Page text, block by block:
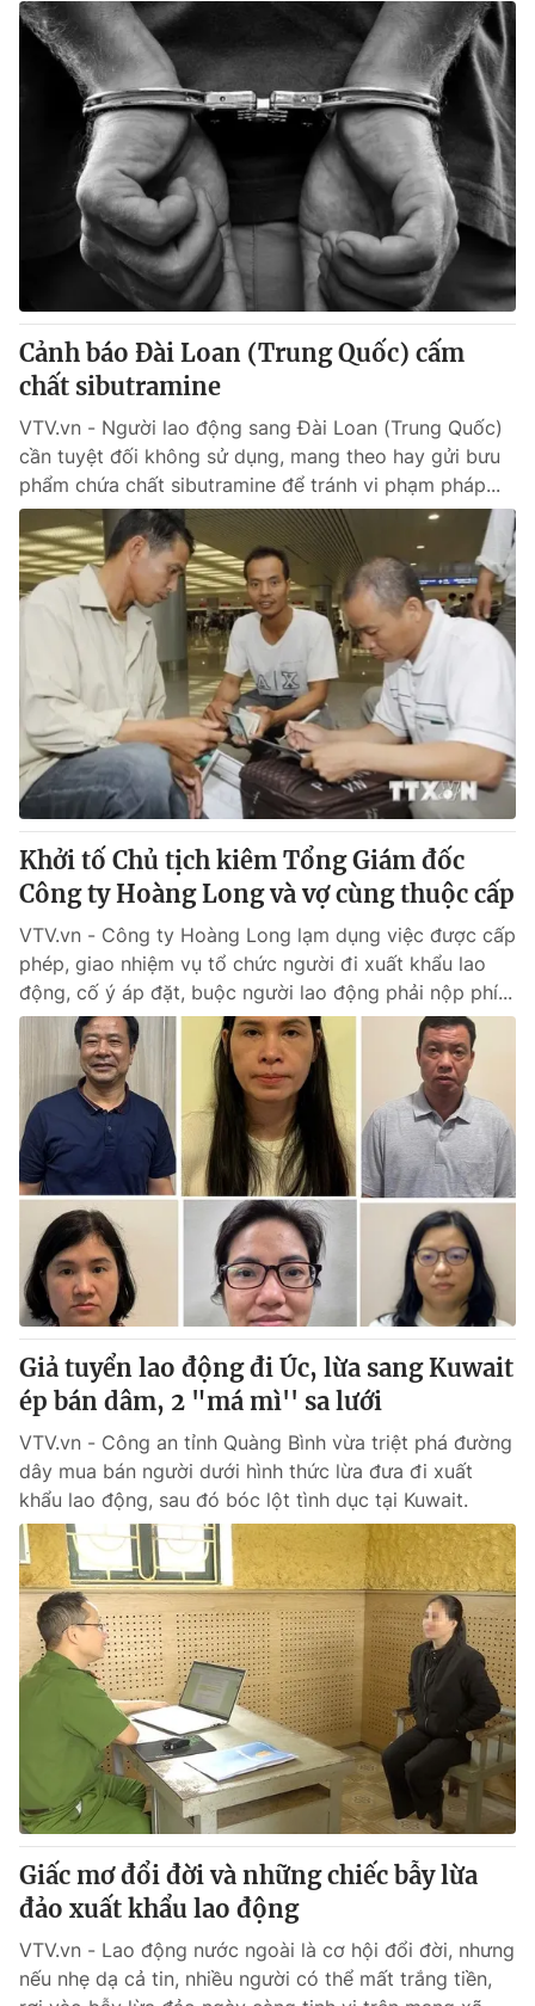
Cảnh báo Đài Loan (Trung Quốc) cấm
chất sibutramine
VTV.vn - Người lao động sang Đài Loan (Trung Quốc)
cần tuyệt đối không sử dụng, mang theo hay gửi bưu
phẩm chứa chất sibutramine để tránh vi phạm pháp...
Khởi tố Chủ tịch kiêm Tổng Giám đốc
Công ty Hoàng Long và vợ cùng thuộc cấp
VTV.vn - Công ty Hoàng Long lạm dụng việc được cấp
phép, giao nhiệm vụ tổ chức người đi xuất khẩu lao
động, cố ý áp đặt, buộc người lao động phải nộp phí...
Giả tuyển lao động đi Úc, lừa sang Kuwait
ép bán dâm, 2 "má mì'' sa lưới
VTV.vn - Công an tỉnh Quàng Bình vừa triệt phá đường
dây mua bán người dưới hình thức lừa đưa đi xuất
khẩu lao động, sau đó bóc lột tình dục tại Kuwait.
Giấc mơ đổi đời và những chiếc bẫy lừa
đảo xuất khẩu lao động
VTV.vn - Lao động nước ngoài là cơ hội đổi đời, nhưng
nếu nhẹ dạ cả tin, nhiều người có thể mất trắng tiền,